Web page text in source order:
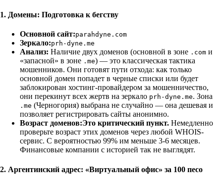
1. Домены: Подготовка к бегству
Основной сайт:parahdyne.com
Зеркало:prh-dyne.me
Анализ: Наличие двух доменов (основной в зоне .com и
«запасной» в зоне .me) — это классическая тактика
мошенников. Они готовят пути отхода: как только
основной домен попадет в черные списки или будет
заблокирован хостинг-провайдером за мошенничество,
они перекинут всех жертв на зеркало prh-dyne.me. Зона
.me (Черногория) выбрана не случайно — она дешевая и
позволяет регистрировать сайты анонимно.
Возраст доменов:Это критический пункт. Немедленно
проверьте возраст этих доменов через любой WHOIS-
сервис. С вероятностью 99% им меньше 3-6 месяцев.
Финансовые компании с историей так не выглядят.
2. Аргентинский адрес: «Виртуальный офис» за 100 песо